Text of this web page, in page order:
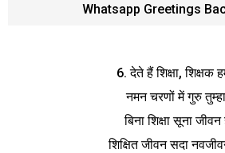
Whatsapp Greetings
6. देते हैं शिक्षा, शिक्षक
नमन चरणों में गुरु
बिना शिक्षा सूना जीवन
शिक्षित जीवन सदा